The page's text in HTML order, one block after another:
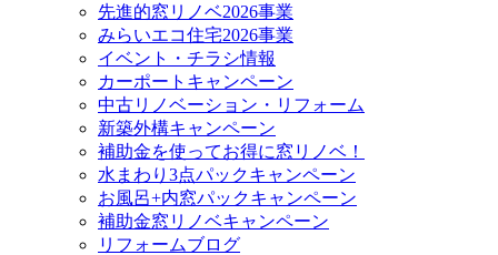
先進的窓リノベ2026事業
みらいエコ住宅2026事業
イベント・チラシ情報
カーポートキャンペーン
中古リノベーション・リフォーム
新築外構キャンペーン
補助金を使ってお得に窓リノベ！
水まわり3点パックキャンペーン
お風呂+内窓パックキャンペーン
補助金窓リノベキャンペーン
リフォームブログ